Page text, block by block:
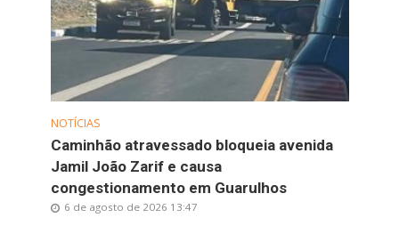
NOTÍCIAS
Caminhão atravessado bloqueia avenida
Jamil João Zarif e causa
congestionamento em Guarulhos
6 de agosto de 2026 13:47